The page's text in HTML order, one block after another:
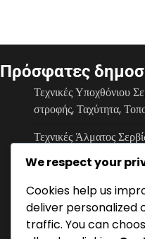
Πρόσφατες
Τεχνικές Υποχθόνιου
στροφής, Ταχύτητα,
Τεχνικές Άλματος
Τεχνικές ανάλυσης,
ροή του παιχνιδιού,
σκοραρίσματος,
We respect your
Cookies help us
deliver personalized
traffic. You can